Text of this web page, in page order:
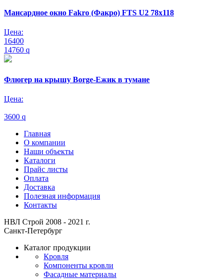
Мансардное окно Fakro (Факро) FTS U2 78х118
Цена:
16400
14760 q
Флюгер на крышу Borge-Ежик в тумане
Цена:
3600 q
Главная
О компании
Наши объекты
Каталоги
Прайс листы
Оплата
Доставка
Полезная информация
Контакты
НВЛ Строй 2008 - 2021 г.
Санкт-Петербург
Каталог продукции
Кровля
Компоненты кровли
Фасадные материалы